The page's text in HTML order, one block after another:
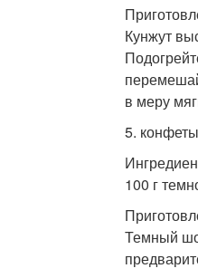
Кунжут
в меру
5.
100 г
Темный